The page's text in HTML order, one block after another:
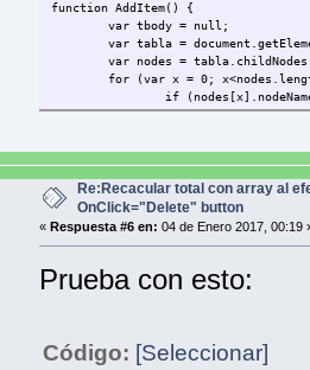
function AddItem() {
var tbody = null;
var tabla =
var nodes =
for (var x = 0;
if
tbody =
}
}
if (tbody != null) {
var tr =
tr.innerHTML =
}
var cantidad = 0, precunit
var tr =
Re:Recacular total con array al
OnClick="Delete" button
« Respuesta #6 en: 04 de Enero 2017, 00:19
Prueba con esto:
Código: [Seleccionar]